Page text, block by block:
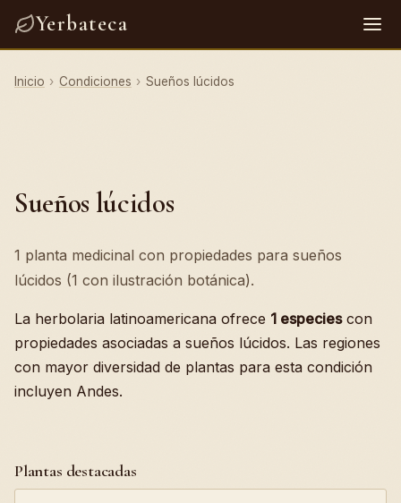
Yerbateca
Inicio › Condiciones › Sueños lúcidos
Sueños lúcidos
1 planta medicinal con propiedades para sueños
lúcidos (1 con ilustración botánica).
La herbolaria latinoamericana ofrece 1 especiescon
propiedades asociadas a sueños lúcidos. Las regiones
con mayor diversidad de plantas para esta condición
incluyen Andes.
Plantas destacadas